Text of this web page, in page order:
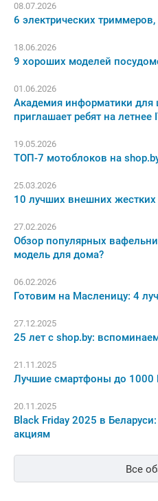
08.07.2026
6 электрических
18.06.2026
9 хороших моделей
01.06.2026
Академия информатики
приглашает ребят на летнее
19.05.2026
ТОП-7 мотоблоков на
25.03.2026
10 лучших внешних жестких
27.02.2026
Обзор популярных
модель для дома?
06.02.2026
Готовим на Масленицу: 4
27.12.2025
25 лет с shop.by:
21.11.2025
Лучшие смартфоны до 1000
20.11.2025
Black Friday 2025 в
акциям
Все